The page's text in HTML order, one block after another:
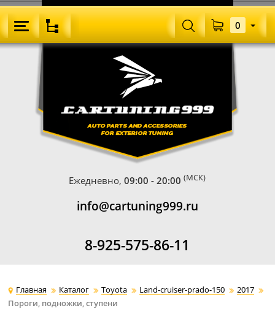
Ежедневно,09:00 - 20:00 (МСК)
info@cartuning999.ru
8-925-575-86-11
0
Главная Каталог Toyota Land-cruiser-prado-150
2017
Пороги, подножки, ступени